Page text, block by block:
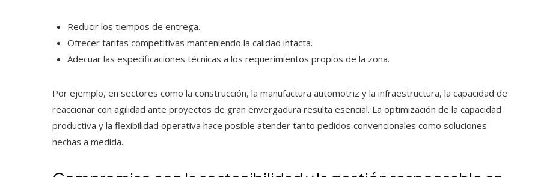
Reducir los tiempos de entrega.
Ofrecer tarifas competitivas manteniendo la calidad intacta.
Adecuar las especificaciones técnicas a los requerimientos propios de la zona.
Por ejemplo, en sectores como la construcción, la manufactura automotriz y la infraestructura, la capacidad de
reaccionar con agilidad ante proyectos de gran envergadura resulta esencial. La optimización de la capacidad
productiva y la flexibilidad operativa hace posible atender tanto pedidos convencionales como soluciones
hechas a medida.